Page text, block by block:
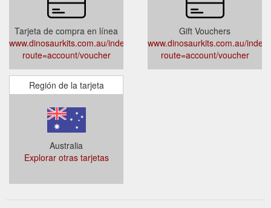
Tarjeta de compra en línea
www.dinosaurkits.com.au/index.php?
route=account/voucher
Gift Vouchers
www.dinosaurkits.com.au/
route=account/voucher
Región de la tarjeta
Australia
Explorar otras tarjetas